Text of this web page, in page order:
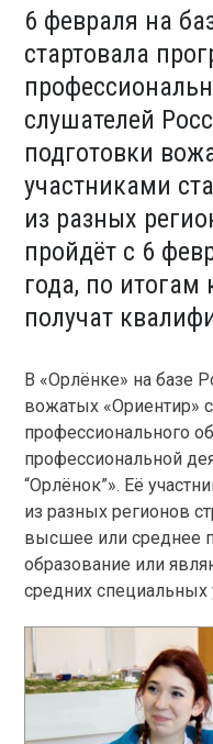
6 февраля на
стартовала
слушателей
подготовки
участниками
из разных
пройдёт с 6
года, по итогам
получат
В «Орлёнке» на базе
вожатых «Ориентир»
профессионального
профессиональной
“Орлёнок”». Её
из разных регионов
высшее или среднее
образование или
средних